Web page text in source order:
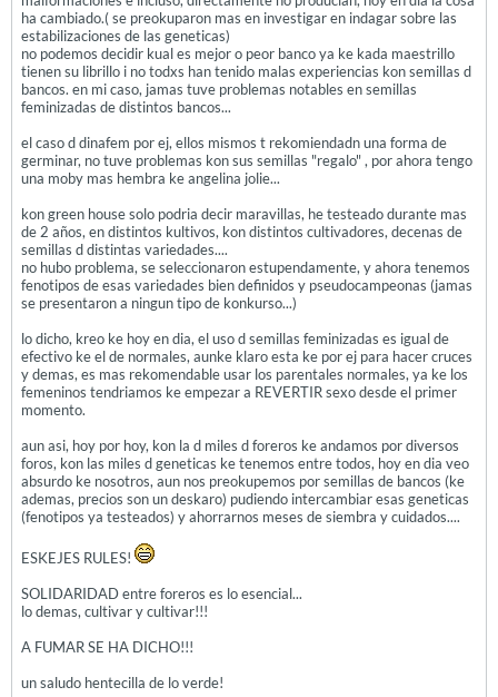
ha cambiado.( se preokuparon mas en investigar en indagar sobre las
estabilizaciones de las geneticas)
no podemos decidir kual es mejor o peor banco ya ke kada maestrillo
tienen su librillo i no todxs han tenido malas experiencias kon semillas d
bancos. en mi caso, jamas tuve problemas notables en semillas
feminizadas de distintos bancos...
el caso d dinafem por ej, ellos mismos t rekomiendadn una forma de
germinar, no tuve problemas kon sus semillas "regalo" , por ahora tengo
una moby mas hembra ke angelina jolie...
kon green house solo podria decir maravillas, he testeado durante mas
de 2 años, en distintos kultivos, kon distintos cultivadores, decenas de
semillas d distintas variedades....
no hubo problema, se seleccionaron estupendamente, y ahora tenemos
fenotipos de esas variedades bien definidos y pseudocampeonas (jamas
se presentaron a ningun tipo de konkurso...)
lo dicho, kreo ke hoy en dia, el uso d semillas feminizadas es igual de
efectivo ke el de normales, aunke klaro esta ke por ej para hacer cruces
y demas, es mas rekomendable usar los parentales normales, ya ke los
femeninos tendriamos ke empezar a REVERTIR sexo desde el primer
momento.
aun asi, hoy por hoy, kon la d miles d foreros ke andamos por diversos
foros, kon las miles d geneticas ke tenemos entre todos, hoy en dia veo
absurdo ke nosotros, aun nos preokupemos por semillas de bancos (ke
ademas, precios son un deskaro) pudiendo intercambiar esas geneticas
(fenotipos ya testeados) y ahorrarnos meses de siembra y cuidados....
ESKEJES RULES!
SOLIDARIDAD entre foreros es lo esencial...
lo demas, cultivar y cultivar!!!
A FUMAR SE HA DICHO!!!
un saludo hentecilla de lo verde!